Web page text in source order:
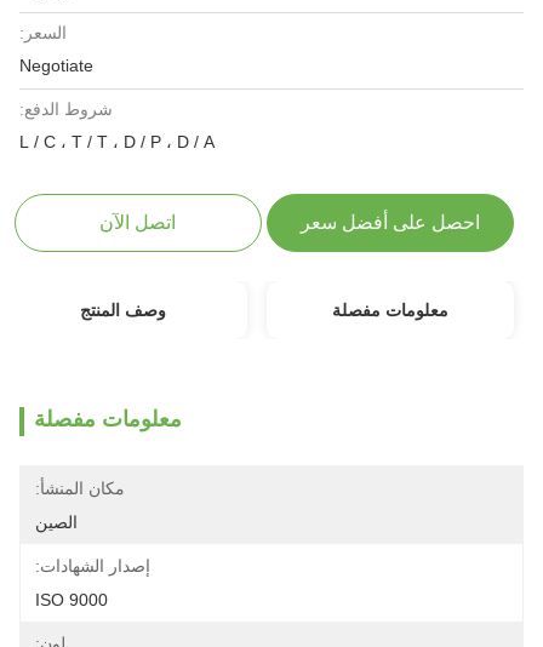
السعر:
Negotiate
شروط الدفع:
L / C ، T / T ، D / P ، D / A
احصل على أفضل سعر اتصل الآن
معلومات مفصلة وصف المنتج
معلومات مفصلة
مكان المنشأ:
الصين
إصدار الشهادات:
ISO 9000